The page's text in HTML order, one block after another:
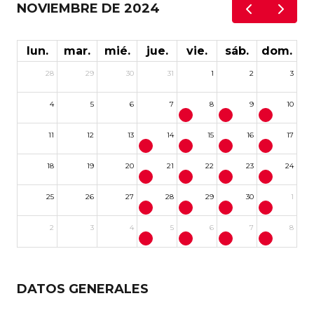
NOVIEMBRE DE 2024
lun. mar. mié. jue. vie. sáb. dom.
28 29 30 31 1 2 3
4 5 6 7 8 9 10
11 12 13 14 15 16 17
18 19 20 21 22 23 24
25 26 27 28 29 30 1
2 3 4 5 6 7 8
DATOS GENERALES